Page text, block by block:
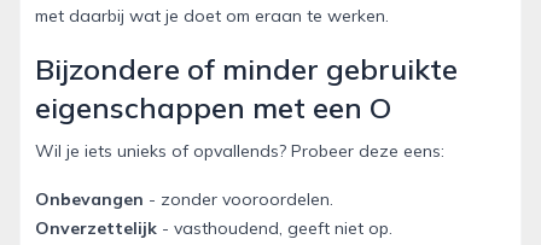
met daarbij wat je doet om eraan te werken.
Bijzondere of minder gebruikte
eigenschappen met een O
Wil je iets unieks of opvallends? Probeer deze eens:
Onbevangen - zonder vooroordelen.
Onverzettelijk - vasthoudend, geeft niet op.